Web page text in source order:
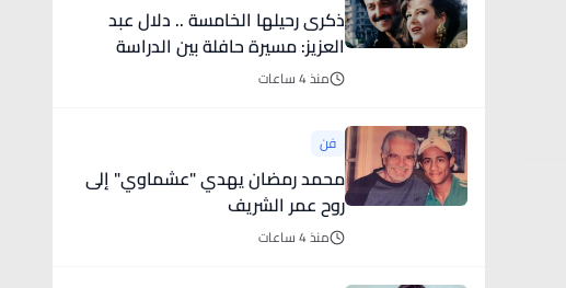
ذكرى رحيلها الخامسة .. دلال عبد
العزيز: مسيرة حافلة بين الدراسة
والمسرح
منذ 4 ساعات
فن
محمد رمضان يهدي "عشماوي" إلى
روح عمر الشريف
منذ 4 ساعات